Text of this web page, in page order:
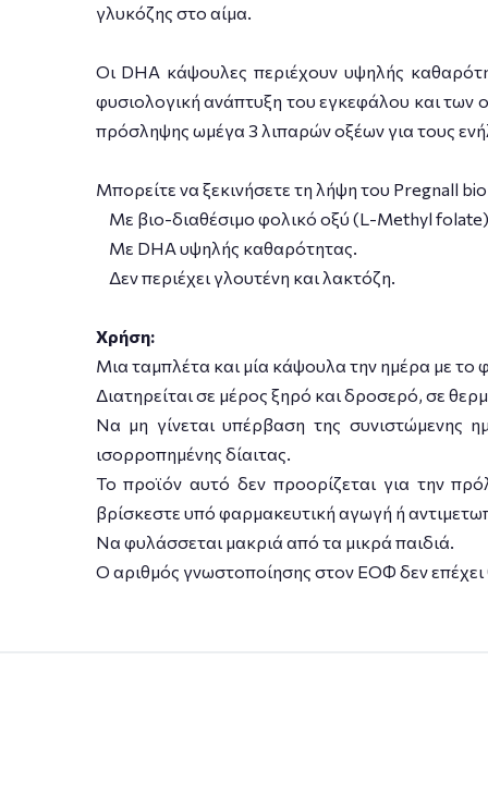
γλυκόζης στο αίμα.
Οι DHA κάψουλες περιέχουν υψηλής
φυσιολογική ανάπτυξη του εγκεφάλου και
πρόσληψης ωμέγα 3 λιπαρών οξέων για τους
Μπορείτε να ξεκινήσετε τη λήψη του Pregnall
Με βιο-διαθέσιμο φολικό οξύ (L-Methyl
Με DHA υψηλής καθαρότητας.
Δεν περιέχει γλουτένη και λακτόζη.
Χρήση:
Μια ταμπλέτα και μία κάψουλα την ημέρα με το
Διατηρείται σε μέρος ξηρό και δροσερό, σε
Να μη γίνεται υπέρβαση της συνιστώμενης
ισορροπημένης δίαιτας.
Το προϊόν αυτό δεν προορίζεται για την
βρίσκεστε υπό φαρμακευτική αγωγή ή
Να φυλάσσεται μακριά από τα μικρά παιδιά.
Ο αριθμός γνωστοποίησης στον ΕΟΦ δεν